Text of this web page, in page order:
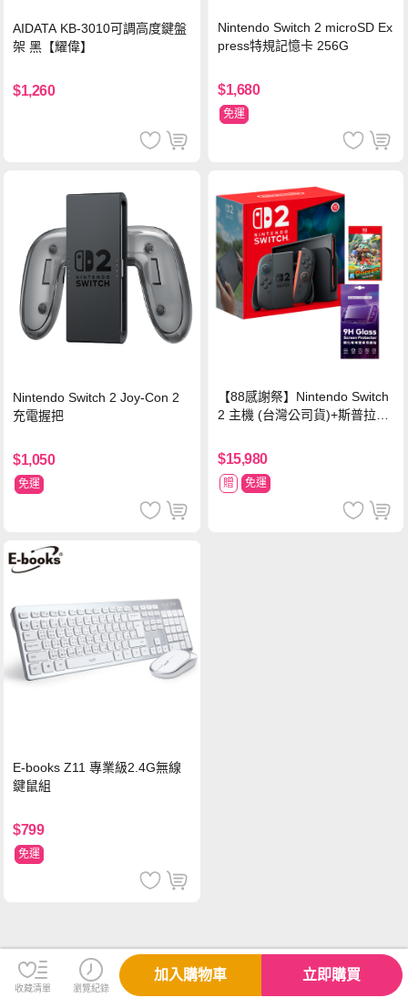
AIDATA KB-3010可調高度鍵盤
架 黑【耀偉】
$1,260
Nintendo Switch 2 microSD Ex
press特規記憶卡 256G
$1,680
免運
Nintendo Switch 2 Joy-Con 2
充電握把
$1,050
免運
【88感謝祭】Nintendo Switch
2 主機 (台灣公司貨)+斯普拉遁
$15,980
贈 免運
E-books Z11 專業級2.4G無線
鍵鼠組
$799
免運
收藏清單 瀏覽紀錄
加入購物車 立即購買